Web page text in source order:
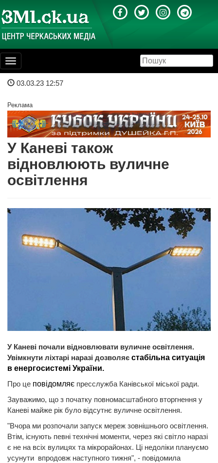
Toggle
navigation
03.03.23 12:57
Реклама
У Каневі також
відновлюють вуличне
освітлення
У Каневі почали відновлювати вуличне освітлення.
Увімкнути ліхтарі наразі дозволяє стабільна ситуація
в енергосистемі України.
Про це повідомляє пресслужба Канівської міської ради.
Зауважимо, що з початку повномасштабного вторгнення у
Каневі майже рік було відсутнє вуличне освітлення.
"Вчора ми розпочали запуск мереж зовнішнього освітлення.
Втім, існують певні технічні моменти, через які світло наразі
є не на всіх вулицях та мікрорайонах. Ці недоліки плануємо
усунути впродовж наступного тижня", - повідомила